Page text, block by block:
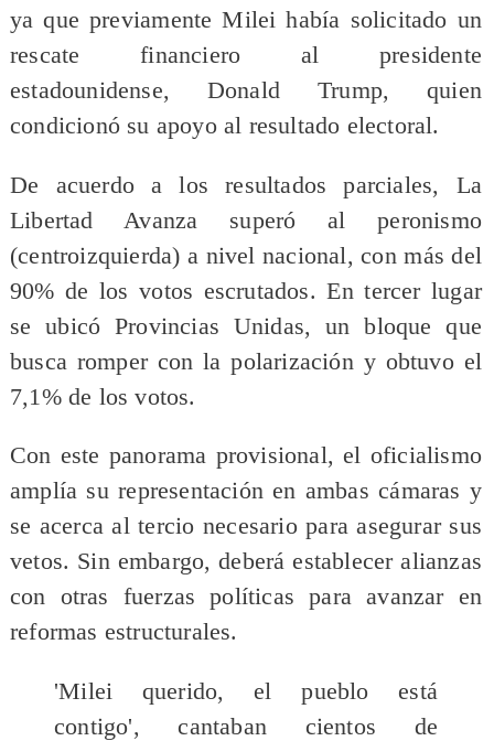
ya que previamente Milei había solicitado un
rescate financiero al presidente
estadounidense, Donald Trump, quien
condicionó su apoyo al resultado electoral.
De acuerdo a los resultados parciales, La
Libertad Avanza superó al peronismo
(centroizquierda) a nivel nacional, con más del
90% de los votos escrutados. En tercer lugar
se ubicó Provincias Unidas, un bloque que
busca romper con la polarización y obtuvo el
7,1% de los votos.
Con este panorama provisional, el oficialismo
amplía su representación en ambas cámaras y
se acerca al tercio necesario para asegurar sus
vetos. Sin embargo, deberá establecer alianzas
con otras fuerzas políticas para avanzar en
reformas estructurales.
'Milei querido, el pueblo está
contigo', cantaban cientos de